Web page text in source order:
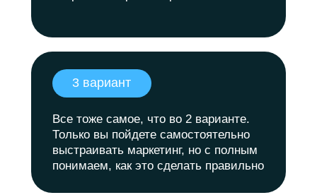
Все тоже самое, что во 2 варианте.
Только вы пойдете самостоятельно
выстраивать маркетинг, но с полным
понимаем, как это сделать правильно
3 вариант